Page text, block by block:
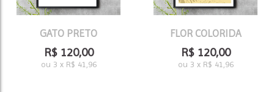
GATO PRETO
R$ 120,00
ou 3 x R$ 41,96
FLOR COLORIDA
R$ 120,00
ou 3 x R$ 41,96